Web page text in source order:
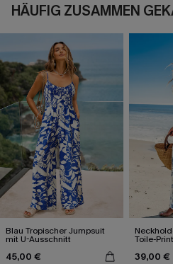
HÄUFIG ZUSAMMEN
Blau Tropischer Jumpsuit
mit U-Ausschnitt
45,00 €
Toile-
39,00 €